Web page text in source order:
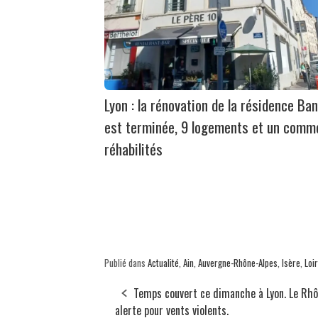
Lyon : la rénovation de la résidence
est terminée, 9 logements et un
réhabilités
Publié dans Actualité Ain Auvergne-Rhône-Alpes Isère
Temps couvert ce dimanche à Lyon. Le
alerte pour vents violents.